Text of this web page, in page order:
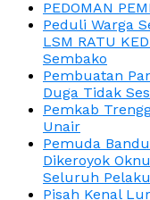
PEDOMAN
Peduli Warga
LSM RATU
Sembako
Pembuatan
Duga Tidak
Pemkab
Unair
Pemuda
Dikeroyok
Seluruh
Pisah Kenal